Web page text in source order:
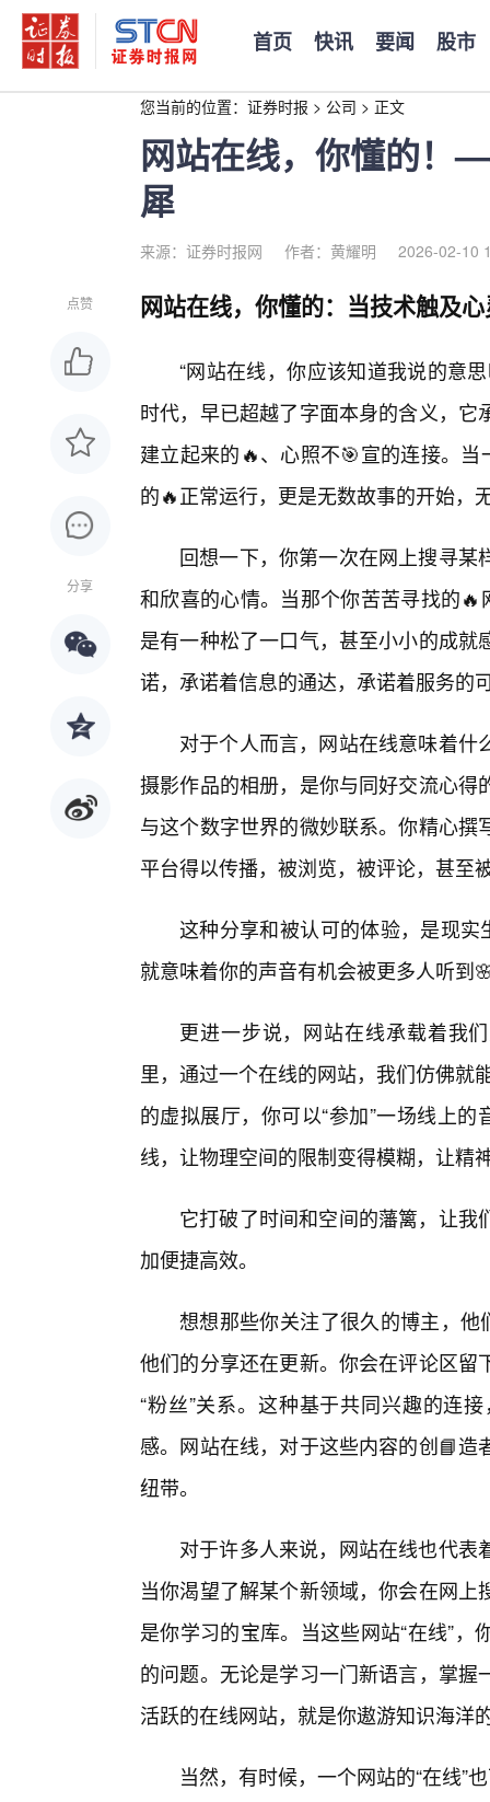
首页 快讯 要闻 股市
您当前的位置： 证券时报 > 公司 > 正文
网站在线，你懂的！
犀
来源：证券时报网 作者：黄耀明 2026-02-10
点赞
分享
网站在线，你懂的：当技术触及
“网站在线，你应该知道我说的意
时代，早已超越了字面本身的含义，
建立起来的🔥、心照不🎯宣的连接。
的🔥正常运行，更是无数故事的开始，
回想一下，你第一次在网上搜寻
和欣喜的心情。当那个你苦苦寻找的
是有一种松了一口气，甚至小小的成
诺，承诺着信息的通达，承诺着服务的
对于个人而言，网站在线意味着
摄影作品的相册，是你与同好交流心
与这个数字世界的微妙联系。你精心
平台得以传播，被浏览，被评论，甚至
这种分享和被认可的体验，是现实
就意味着你的声音有机会被更多人听到
更进一步说，网站在线承载着我
里，通过一个在线的网站，我们仿佛就
的虚拟展厅，你可以“参加”一场线上
线，让物理空间的限制变得模糊，让精
它打破了时间和空间的藩篱，让
加便捷高效。
想想那些你关注了很久的博主，他
他们的分享还在更新。你会在评论区
“粉丝”关系。这种基于共同兴趣的连
感。网站在线，对于这些内容的创📘
纽带。
对于许多人来说，网站在线也代
当你渴望了解某个新领域，你会在网
是你学习的宝库。当这些网站“在线”
的问题。无论是学习一门新语言，掌
活跃的在线网站，就是你遨游知识海洋
当然，有时候，一个网站的“在线”